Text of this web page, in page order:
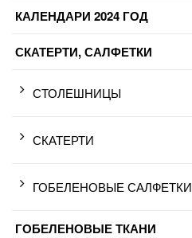
КАЛЕНДАРИ 2024 ГОД
СКАТЕРТИ, САЛФЕТКИ
СТОЛЕШНИЦЫ
СКАТЕРТИ
ГОБЕЛЕНОВЫЕ САЛФЕТКИ
ГОБЕЛЕНОВЫЕ ТКАНИ